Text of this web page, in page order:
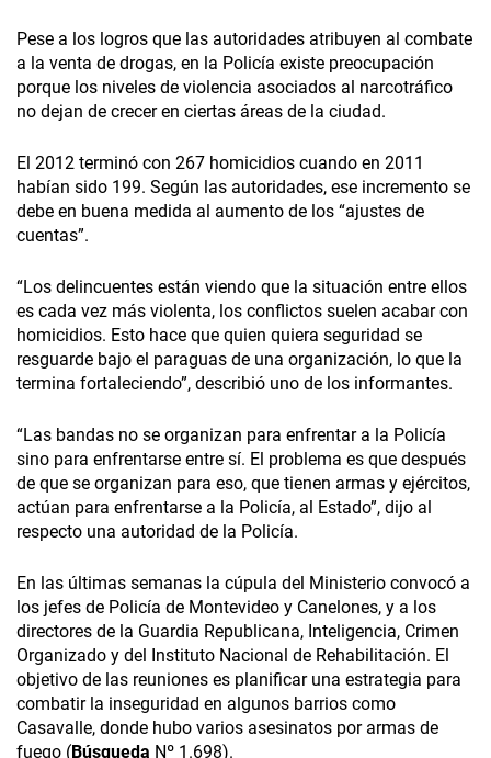
Pese a los logros que las autoridades atribuyen al combate
a la venta de drogas, en la Policía existe preocupación
porque los niveles de violencia asociados al narcotráfico
no dejan de crecer en ciertas áreas de la ciudad.
El 2012 terminó con 267 homicidios cuando en 2011
habían sido 199. Según las autoridades, ese incremento se
debe en buena medida al aumento de los “ajustes de
cuentas”.
“Los delincuentes están viendo que la situación entre ellos
es cada vez más violenta, los conflictos suelen acabar con
homicidios. Esto hace que quien quiera seguridad se
resguarde bajo el paraguas de una organización, lo que la
termina fortaleciendo”, describió uno de los informantes.
“Las bandas no se organizan para enfrentar a la Policía
sino para enfrentarse entre sí. El problema es que después
de que se organizan para eso, que tienen armas y ejércitos,
actúan para enfrentarse a la Policía, al Estado”, dijo al
respecto una autoridad de la Policía.
En las últimas semanas la cúpula del Ministerio convocó a
los jefes de Policía de Montevideo y Canelones, y a los
directores de la Guardia Republicana, Inteligencia, Crimen
Organizado y del Instituto Nacional de Rehabilitación. El
objetivo de las reuniones es planificar una estrategia para
combatir la inseguridad en algunos barrios como
Casavalle, donde hubo varios asesinatos por armas de
fuego (Búsqueda Nº 1.698).